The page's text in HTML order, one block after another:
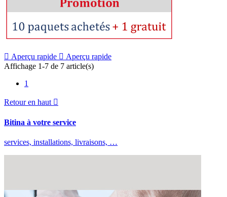
 Aperçu rapide  Aperçu rapide
Affichage 1-7 de 7 article(s)
1
Retour en haut 
Bitina à votre service
services, installations, livraisons, …